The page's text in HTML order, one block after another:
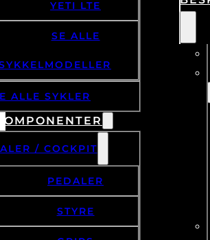
SE ALLE
ALLE SYKLER
/ COCKPIT
PEDALER
STYRE
GRIPS